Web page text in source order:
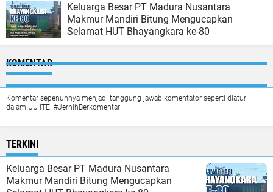
Keluarga Besar PT Madura Nusantara
Makmur Mandiri Bitung Mengucapkan
Selamat HUT Bhayangkara ke-80
KOMENTAR
Komentar sepenuhnya menjadi tanggung jawab komentator seperti diatur
dalam UU ITE. #JernihBerkomentar
TERKINI
Keluarga Besar PT Madura Nusantara
Makmur Mandiri Bitung Mengucapkan